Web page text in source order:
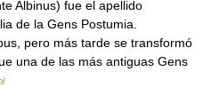
Albinus) fue el apellido
de la Gens Postumia.
pero más tarde se transformó
una de las más antiguas Gens